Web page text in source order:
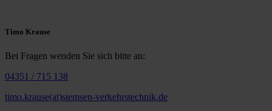
Timo Krause
Bei Fragen wenden Sie sich bitte an:
04351 / 715 138
timo.krause(at)siemsen-verkehrstechnik.de